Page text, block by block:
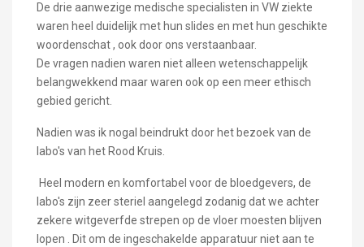
De drie aanwezige medische specialisten in VW ziekte
waren heel duidelijk met hun slides en met hun geschikte
woordenschat , ook door ons verstaanbaar.
De vragen nadien waren niet alleen wetenschappelijk
belangwekkend maar waren ook op een meer ethisch
gebied gericht.
Nadien was ik nogal beindrukt door het bezoek van de
labo's van het Rood Kruis.
Heel modern en komfortabel voor de bloedgevers, de
labo's zijn zeer steriel aangelegd zodanig dat we achter
zekere witgeverfde strepen op de vloer moesten blijven
lopen . Dit om de ingeschakelde apparatuur niet aan te